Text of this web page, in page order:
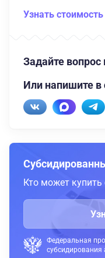
Узнать
Задайте вопрос
Или напишите
Кто может
Федеральная
субсидирования